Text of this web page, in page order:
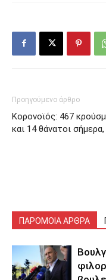
Προηγούμενο άρθρο
Κορονοϊός: 467
και 14 θάνατοι
ΠΑΡΟΜΟΙΑ ΑΡΘΡΑ